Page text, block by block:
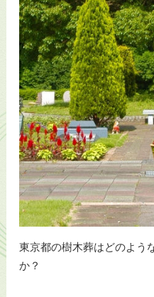
東京都の樹木葬はどのよう
か？